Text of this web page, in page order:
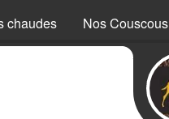
chaudes Nos Couscous